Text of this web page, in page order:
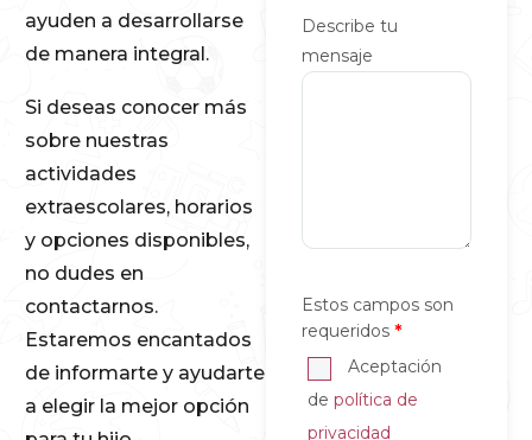
ayuden a desarrollarse
de manera integral.
Si deseas conocer más
sobre nuestras
actividades
extraescolares, horarios
y opciones disponibles,
no dudes en
contactarnos.
Estaremos encantados
de informarte y ayudarte
a elegir la mejor opción
Describe tu
mensaje
Estos campos son
requeridos *
Aceptación
de política de
privacidad